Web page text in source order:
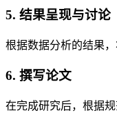
5. 结果呈现与讨论
根据数据分析的结果
6. 撰写论文
在完成研究后，根据